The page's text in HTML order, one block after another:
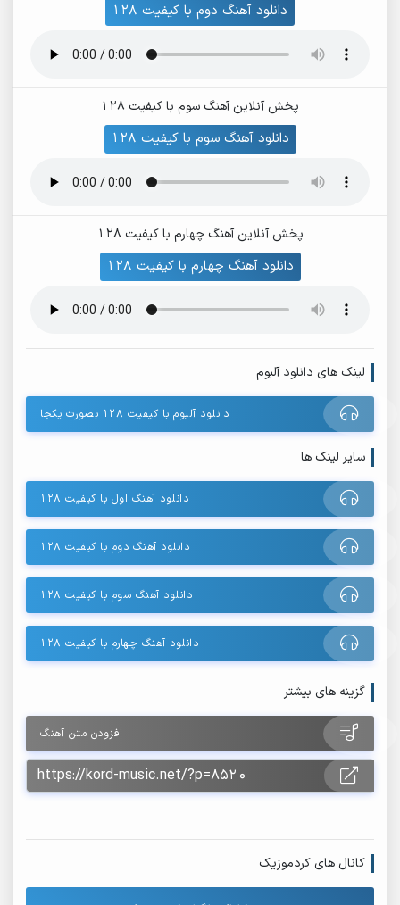
دانلود آهنگ دوم با کیفیت 128
پخش آنلاین آهنگ سوم با کیفیت 128
دانلود آهنگ سوم با کیفیت 128
پخش آنلاین آهنگ چهارم با کیفیت 128
دانلود آهنگ چهارم با کیفیت 128
لینک های دانلود آلبوم
دانلود آلبوم با کیفیت 128 بصورت یکجا
سایر لینک ها
دانلود آهنگ اول با کیفیت 128
دانلود آهنگ دوم با کیفیت 128
دانلود آهنگ سوم با کیفیت 128
دانلود آهنگ چهارم با کیفیت 128
گزینه های بیشتر
افزودن متن آهنگ
کانال های کردموزیک